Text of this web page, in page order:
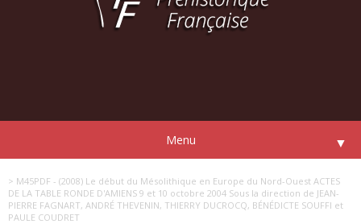
Menu ▼
> M45PDF - (2008) Le début du Mésolithique en Europe du Nord-Ouest ACTES
DE LA TABLE RONDE D'AMIENS 9 et 10 octobre 2004 Sous la direction de JEAN-
PIERRE FAGNART, ANDRÉ THEVENIN, THIERRY DUCROCQ, BÉNÉDICTE SOUFFI et
PAULE COUDRET